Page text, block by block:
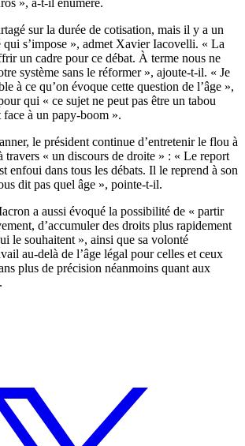
», a-t-il énuméré.
sur la durée de cotisation, mais il y a un
qui s’impose », admet Xavier Iacovelli. « La
un cadre pour ce débat. À terme nous ne
système sans le réformer », ajoute-t-il. « Je
à ce qu’on évoque cette question de l’âge »,
qui « ce sujet ne peut pas être un tabou
à un papy-boom ».
le président continue d’entretenir le flou à
travers « un discours de droite » : « Le report
enfoui dans tous les débats. Il le reprend à son
dit pas quel âge », pointe-t-il.
a aussi évoqué la possibilité de « partir
d’accumuler des droits plus rapidement
le souhaitent », ainsi que sa volonté
au-delà de l’âge légal pour celles et ceux
plus de précision néanmoins quant aux